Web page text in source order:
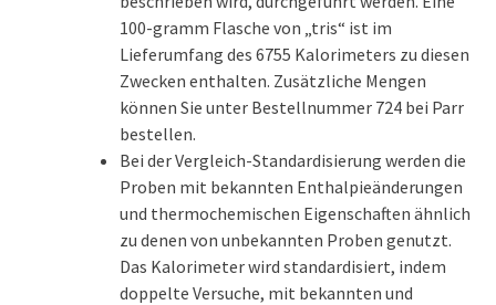
100-gramm Flasche von „tris“ ist im
Lieferumfang des 6755 Kalorimeters zu diesen
Zwecken enthalten. Zusätzliche Mengen
können Sie unter Bestellnummer 724 bei Parr
bestellen.
Bei der Vergleich-Standardisierung werden die
Proben mit bekannten Enthalpieänderungen
und thermochemischen Eigenschaften ähnlich
zu denen von unbekannten Proben genutzt.
Das Kalorimeter wird standardisiert, indem
doppelte Versuche, mit bekannten und